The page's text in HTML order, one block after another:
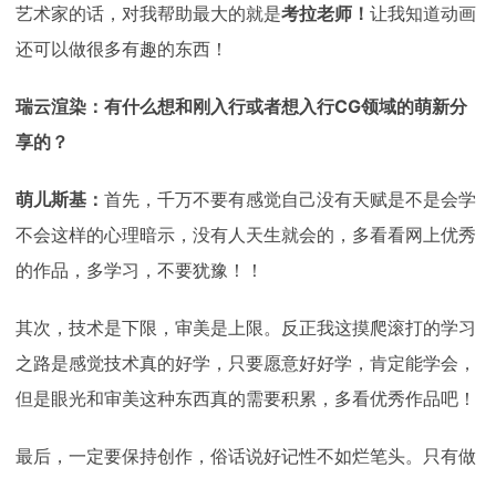
艺术家的话，对我帮助最大的就是考拉老师！ 让我知道动画
还可以做很多有趣的东西！
瑞云渲染：有什么想和刚入行或者想入行CG领域的萌新分
享的？
萌儿斯基： 首先，千万不要有感觉自己没有天赋是不是会学
不会这样的心理暗示，没有人天生就会的，多看看网上优秀
的作品，多学习，不要犹豫！！
其次，技术是下限，审美是上限。反正我这摸爬滚打的学习
之路是感觉技术真的好学，只要愿意好好学，肯定能学会，
但是眼光和审美这种东西真的需要积累，多看优秀作品吧！
最后，一定要保持创作，俗话说好记性不如烂笔头。只有做